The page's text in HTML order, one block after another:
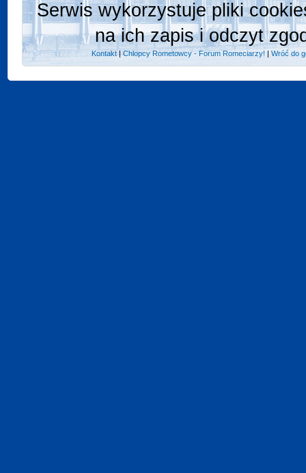
Serwis wykorzystuje pliki
na ich zapis i odczyt
Kontakt |Chlopcy Rometowcy - Forum Romeciarzy! |Wróć do